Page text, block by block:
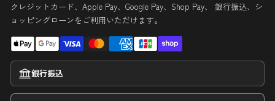
クレジットカード、Apple Pay、Google Pay、Shop Pay、 銀行振込、シ
ョッピングローンをご利用いただけます。
銀行振込